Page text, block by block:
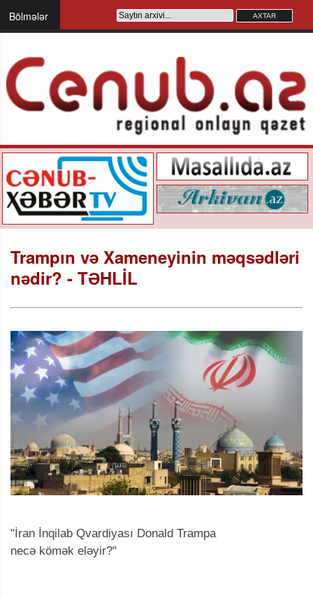
Bölmələr
Trampın və Xameneyinin məqsədləri
nədir? - TƏHLİL
"İran İnqilab Qvardiyası Donald Trampa
necə kömək eləyir?"